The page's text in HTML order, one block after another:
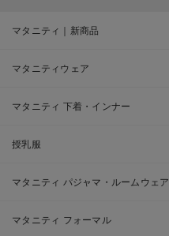
マタニティ｜新商品
マタニティウェア
マタニティ 下着・インナー
授乳服
マタニティ パジャマ・ルームウェア
マタニティ フォーマル